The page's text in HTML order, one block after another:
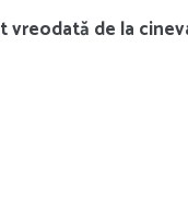
vreodată de la